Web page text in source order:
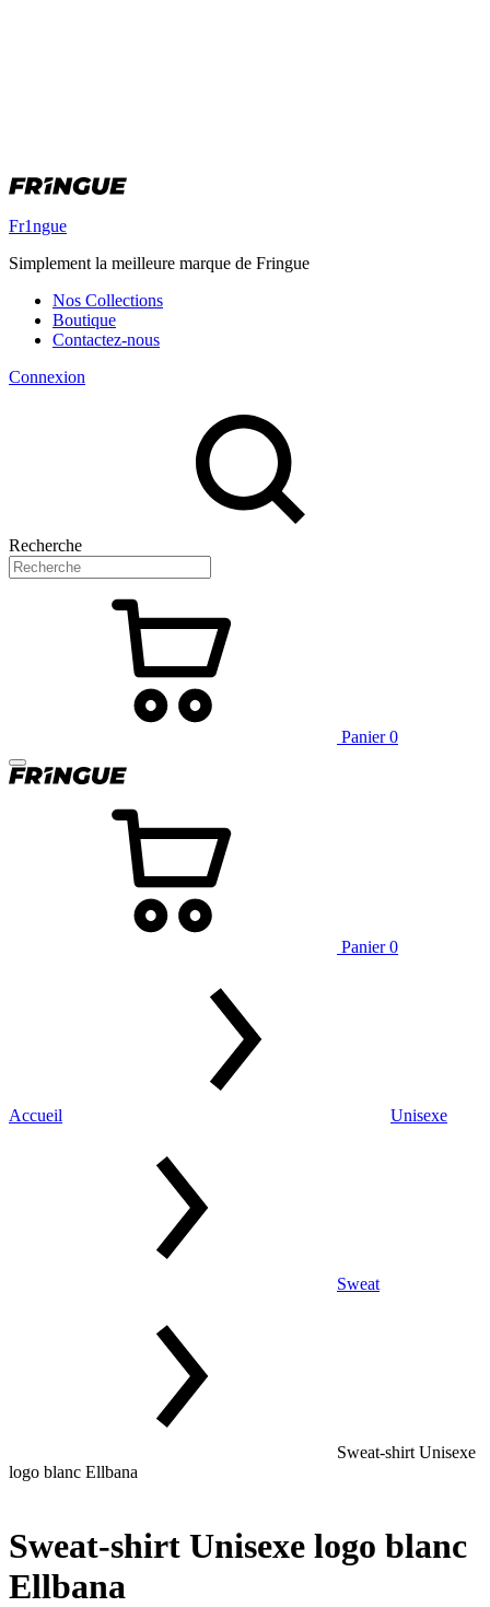
Fr1ngue
Simplement la meilleure marque de Fringue
Nos Collections
Boutique
Contactez-nous
Connexion
Recherche
Panier 0
Panier 0
Accueil Unisexe
Sweat
Sweat-shirt Unisexe
logo blanc Ellbana
Sweat-shirt Unisexe logo blanc
Ellbana